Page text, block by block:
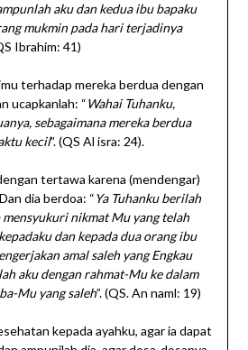
aku dan kedua ibu bapaku
mukmin pada hari terjadinya
Ibrahim: 41)
terhadap mereka berdua dengan
ucapkanlah: “Wahai Tuhanku,
sebagaimana mereka berdua
kecil”. (QS Al isra: 24).
tertawa karena (mendengar)
dia berdoa: “Ya Tuhanku berilah
nikmat Mu yang telah
dan kepada dua orang ibu
amal saleh yang Engkau
aku dengan rahmat-Mu ke dalam
Mu yang saleh”. (QS. An naml: 19)
kepada ayahku, agar ia dapat